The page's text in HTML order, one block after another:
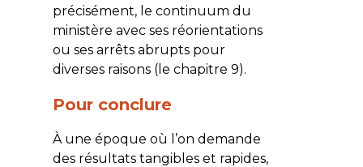
précisément, le continuum du
ministère avec ses réorientations
ou ses arrêts abrupts pour
diverses raisons (le chapitre 9).
Pour conclure
À une époque où l’on demande
des résultats tangibles et rapides,